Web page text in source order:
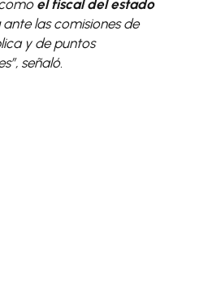
el fiscal del estado
ante las comisiones de
y de puntos
señaló.